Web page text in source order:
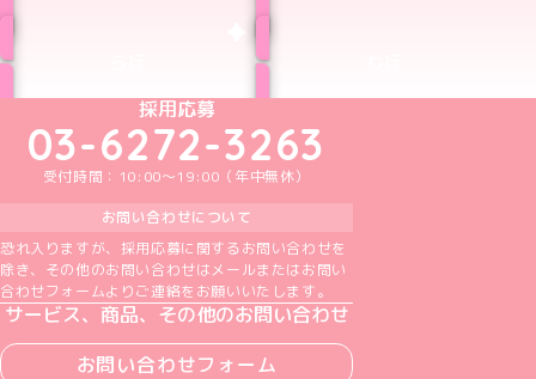
めいどりーみんTikTok公式アカウント
めいどりーみんX公式アカウント
めいどりーみんInstagram公式アカウント
めいどりーみんFacebook公式アカウン
めいどりーみんYouTube公式アカ
採用応募
03-6272-3263
受付時間：10:00～19:00（年中無休）
お問い合わせについて
恐れ入りますが、採用応募に関するお問い合わせを
除き、その他のお問い合わせはメールまたはお問い
合わせフォームよりご連絡をお願いいたします。
サービス、商品、その他のお問い合わせ
お問い合わせフォーム